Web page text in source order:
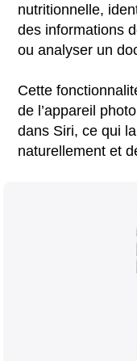
nutritionnelle,
des informations
ou analyser un
Cette
de l’appareil
dans Siri, ce qui
naturellement et